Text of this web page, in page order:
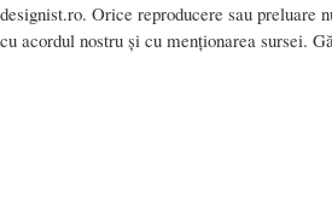
designist.ro. Orice reproducere sau preluare
cu acordul nostru și cu menționarea sursei.